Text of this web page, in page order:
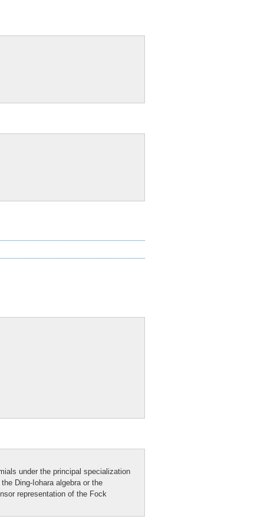
under the principal specialization
Ding-Iohara algebra or the
representation of the Fock